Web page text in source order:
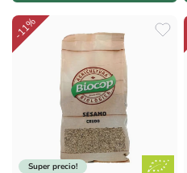
-11%
Super precio!